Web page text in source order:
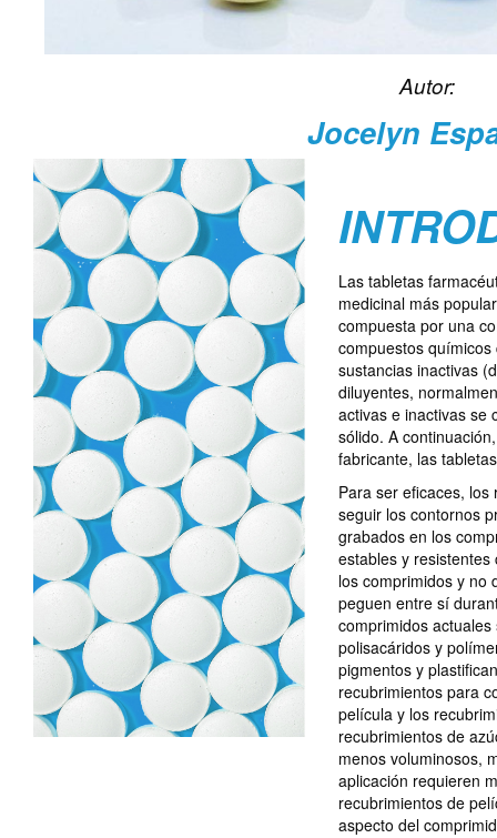
Autor:
Jocelyn
Las tabletas
medicinal más
compuesta por una
compuestos
sustancias inactivas
diluyentes,
activas e inactivas se
sólido. A
fabricante, las
Para ser eficaces,
seguir los contornos
grabados en los
estables y
los comprimidos y no
peguen entre sí
comprimidos
polisacáridos y
pigmentos y
recubrimientos para
película y los
recubrimientos de
menos voluminosos,
aplicación requieren
recubrimientos de
aspecto del